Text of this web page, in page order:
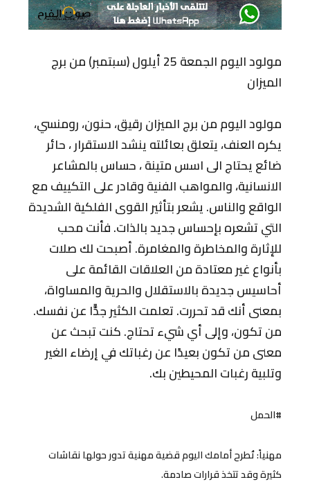
مولود اليوم الجمعة 25 أيلول (سبتمبر) من برج
الميزان
مولود اليوم من برج الميزان رقيق، حنون، رومنسي،
يكره العنف، يتعلق بعائلته ينشد الاستقرار ، حائر
ضائع يحتاج الى اسس متينة ، حساس بالمشاعر
الانسانية، والمواهب الفنية وقادر على التكييف مع
الواقع والناس. يشعر بتأثير القوى الفلكية الشديدة
التي تشعره بإحساس جديد بالذات. فأنت محب
للإثارة والمخاطرة والمغامرة. أصبحت لك صلات
بأنواع غير معتادة من العلاقات القائمة على
أحاسيس جديدة بالاستقلال والحرية والمساواة،
بمعنى أنك قد تحررت. تعلمت الكثير جدًّا عن نفسك.
من تكون، وإلى أي شيء تحتاج. كنت تبحث عن
معنى من تكون بعيدًا عن رغباتك في إرضاء الغير
وتلبية رغبات المحيطين بك.
#الحمل
مهنياً: تُطرح أمامك اليوم قضية مهنية تدور حولها نقاشات
كثيرة وقد تتخذ قرارات صادمة.